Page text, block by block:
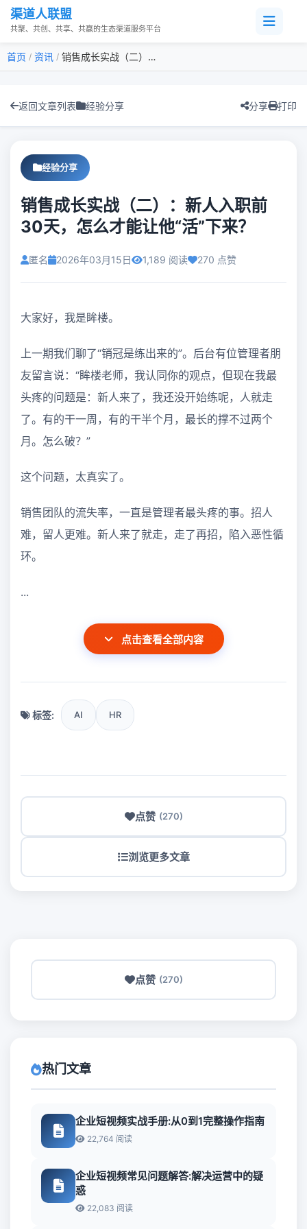
渠道人联盟
共聚、共创、共享、共赢的生态渠道服务平台
首页 / 资讯 / 销售成长实战（二）：新人入职前30天，怎么才能让他“活”下来...
返回文章列表 经验分享 分享 打印
经验分享
销售成长实战（二）：新人入职前
30天，怎么才能让他“活”下来？
匿名 2026年03月15日 1,189 阅读 270 点赞
大家好，我是眸楼。
上一期我们聊了“销冠是练出来的”。后台有位管理者朋
友留言说：“眸楼老师，我认同你的观点，但现在我最
头疼的问题是：新人来了，我还没开始练呢，人就走
了。有的干一周，有的干半个月，最长的撑不过两个
月。怎么破？”
这个问题，太真实了。
销售团队的流失率，一直是管理者最头疼的事。招人
难，留人更难。新人来了就走，走了再招，陷入恶性循
环。
...
点击查看全部内容
标签: AI HR
点赞 (270)
浏览更多文章
点赞 (270)
热门文章
企业短视频实战手册:从0到1完整操作指南
22,764 阅读
企业短视频常见问题解答:解决运营中的疑
惑
22,083 阅读